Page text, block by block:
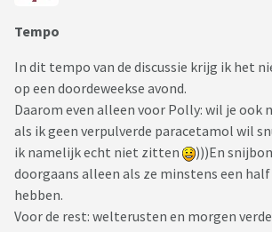
Tempo
In dit tempo van de discussie krijg ik het
op een doordeweekse avond.
Daarom even alleen voor Polly: wil je ook
als ik geen verpulverde paracetamol wil
ik namelijk echt niet zitten
)))En
doorgaans alleen als ze minstens een
hebben.
Voor de rest: welterusten en morgen